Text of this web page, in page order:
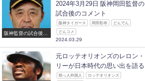
阪神監督の試合後の
2024年3月29日 阪神岡田監督の
試合後のコメント
阪神タイガース 岡田彰布 どんでん
どんコメ
2024.03.29
元ロッテオリオンズのレロン・
リーが日本時代の思い出を語る
助っ人外国人 ロッテオリオンズ